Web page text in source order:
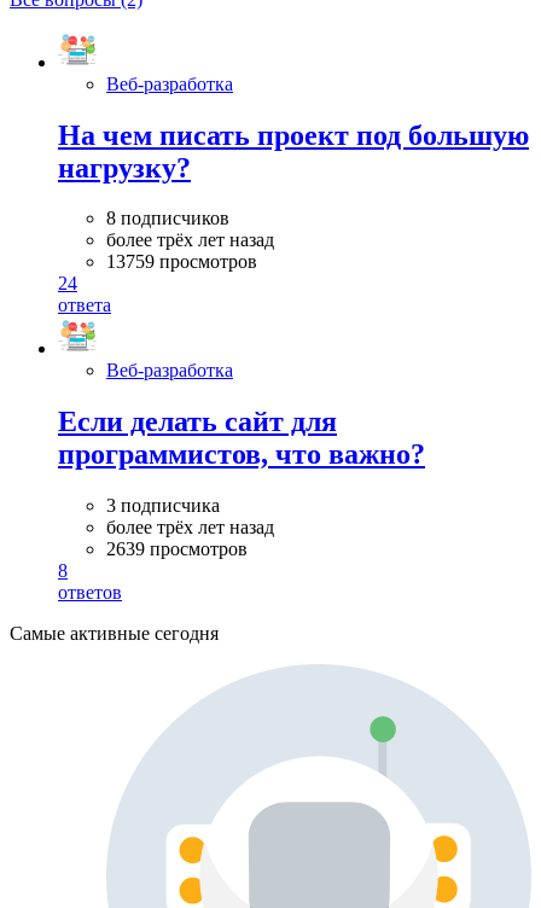
Веб-разработка
На чем писать проект под большую
нагрузку?
8 подписчиков
более трёх лет назад
13759 просмотров
24
ответа
Веб-разработка
Если делать сайт для
программистов, что важно?
3 подписчика
более трёх лет назад
2639 просмотров
8
ответов
Самые активные сегодня